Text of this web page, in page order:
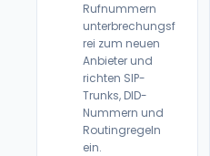
Rufnummern
unterbrechungsf
rei zum neuen
Anbieter und
richten SIP-
Trunks, DID-
Nummern und
Routingregeln
ein.